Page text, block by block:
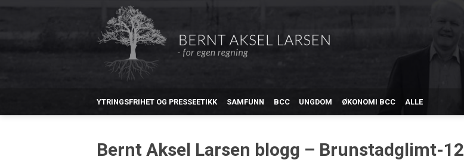
YTRINGSFRIHET OG PRESSEETIKK SAMFUNN BCC UNGDOM ØKONOMI BCC ALLE
Bernt Aksel Larsen blogg – Brunstadglimt-12